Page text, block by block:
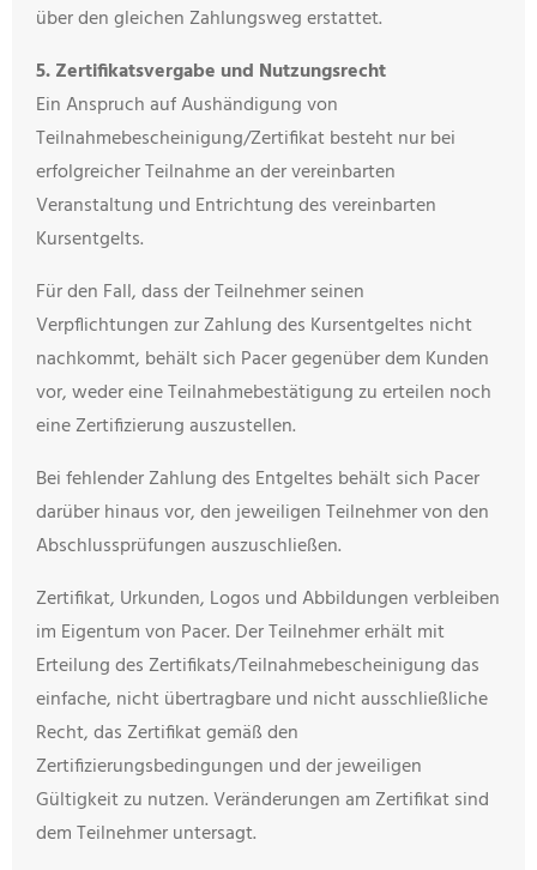
über den gleichen Zahlungsweg erstattet.
5. Zertifikatsvergabe und Nutzungsrecht
Ein Anspruch auf Aushändigung von
Teilnahmebescheinigung/Zertifikat besteht nur bei
erfolgreicher Teilnahme an der vereinbarten
Veranstaltung und Entrichtung des vereinbarten
Kursentgelts.
Für den Fall, dass der Teilnehmer seinen
Verpflichtungen zur Zahlung des Kursentgeltes nicht
nachkommt, behält sich Pacer gegenüber dem Kunden
vor, weder eine Teilnahmebestätigung zu erteilen noch
eine Zertifizierung auszustellen.
Bei fehlender Zahlung des Entgeltes behält sich Pacer
darüber hinaus vor, den jeweiligen Teilnehmer von den
Abschlussprüfungen auszuschließen.
Zertifikat, Urkunden, Logos und Abbildungen verbleiben
im Eigentum von Pacer. Der Teilnehmer erhält mit
Erteilung des Zertifikats/Teilnahmebescheinigung das
einfache, nicht übertragbare und nicht ausschließliche
Recht, das Zertifikat gemäß den
Zertifizierungsbedingungen und der jeweiligen
Gültigkeit zu nutzen. Veränderungen am Zertifikat sind
dem Teilnehmer untersagt.